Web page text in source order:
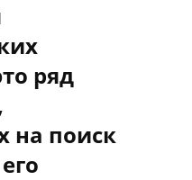
ряд
на поиск